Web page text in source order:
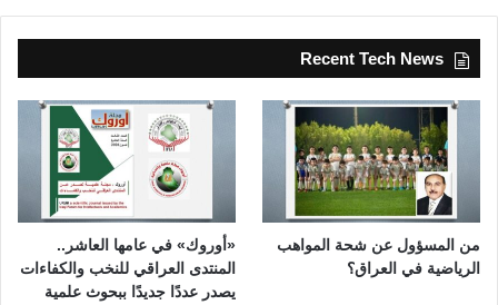
Recent Tech News
من المسؤول عن شحة المواهب
الرياضية في العراق؟
«أوروك» في عامها العاشر..
المنتدى العراقي للنخب والكفاءات
يصدر عددًا جديدًا ببحوث علمية